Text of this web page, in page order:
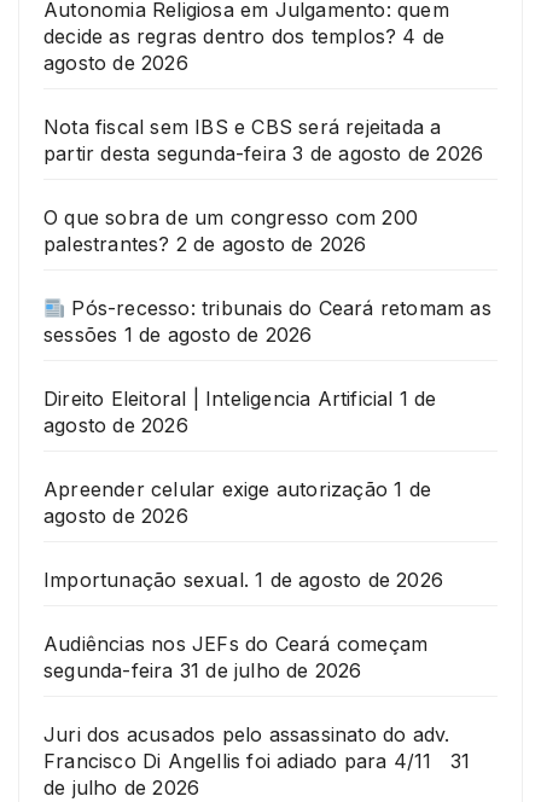
Autonomia Religiosa em Julgamento: quem
decide as regras dentro dos templos? 4 de
agosto de 2026
Nota fiscal sem IBS e CBS será rejeitada a
partir desta segunda-feira 3 de agosto de 2026
O que sobra de um congresso com 200
palestrantes? 2 de agosto de 2026
Pós-recesso: tribunais do Ceará retomam as
sessões 1 de agosto de 2026
Direito Eleitoral | Inteligencia Artificial 1 de
agosto de 2026
Apreender celular exige autorização 1 de
agosto de 2026
Importunação sexual. 1 de agosto de 2026
Audiências nos JEFs do Ceará começam
segunda-feira 31 de julho de 2026
Juri dos acusados pelo assassinato do adv.
Francisco Di Angellis foi adiado para 4/11
31
de julho de 2026